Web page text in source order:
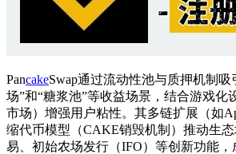
PancakeSwap通过流动性池与质押机制
场”和“糖浆池”等收益场景，结合游戏化
市场）增强用户粘性。其多链扩展（如
缩代币模型（CAKE销毁机制）推动生
易、初始农场发行（IFO）等创新功能，